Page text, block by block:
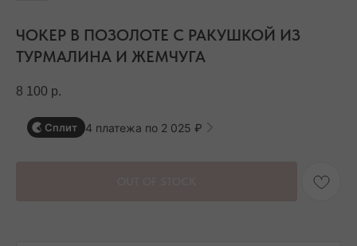
ЧОКЕР В ПОЗОЛОТЕ С РАКУШКОЙ ИЗ
ТУРМАЛИНА И ЖЕМЧУГА
8 100 р.
Сплит 4 платежа по 2 025 ₽